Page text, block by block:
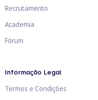
Recrutamento
Academia
Fórum
Informação Legal
Termos e Condições